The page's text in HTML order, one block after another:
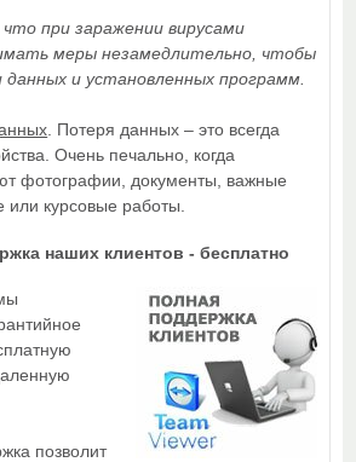
при заражении вирусами
меры незамедлительно, чтобы
и установленных программ.
Потеря данных – это всегда
Очень печально, когда
фотографии, документы, важные
или курсовые работы.
наших клиентов - бесплатно
позволит